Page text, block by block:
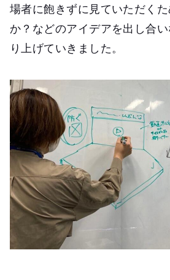
場者に飽きずに見ていただく
か？などのアイデアを出し合
り上げていきました。